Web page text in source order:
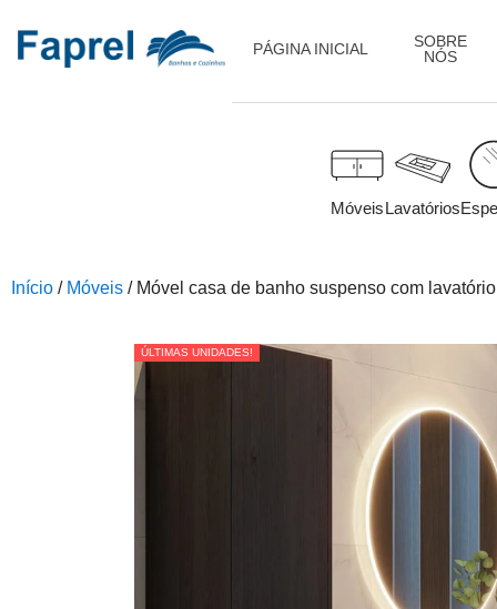
PÁGINA INICIAL
SOBRE
NÓS
MóveisLavatórios
Início / Móveis / Móvel casa de banho suspenso com
ÚLTIMAS UNIDADES!